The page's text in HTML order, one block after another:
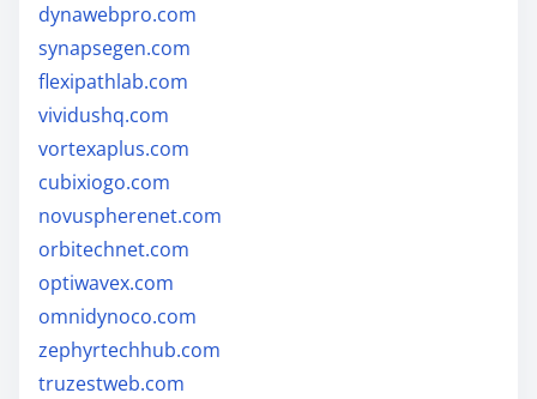
dynawebpro.com
synapsegen.com
flexipathlab.com
vividushq.com
vortexaplus.com
cubixiogo.com
novuspherenet.com
orbitechnet.com
optiwavex.com
omnidynoco.com
zephyrtechhub.com
truzestweb.com